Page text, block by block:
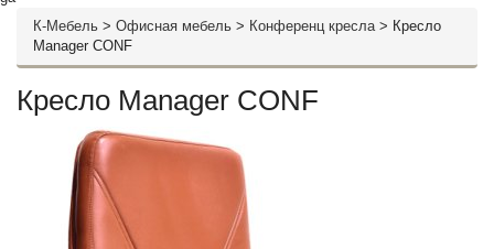
К-Мебель > Офисная мебель > Конференц кресла> Кресло
Manager CONF
Кресло Manager CONF